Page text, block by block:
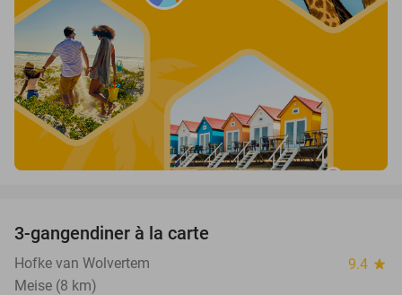
3-gangendiner à la carte
Hofke van Wolvertem 9.4 star
Meise (8 km)